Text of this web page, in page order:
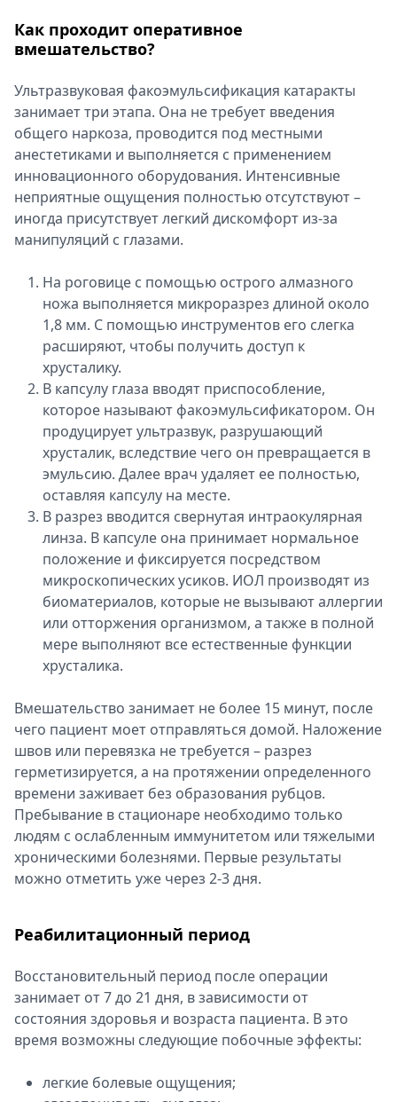
Как проходит оперативное
вмешательство?
Ультразвуковая факоэмульсификация катаракты
занимает три этапа. Она не требует введения
общего наркоза, проводится под местными
анестетиками и выполняется с применением
инновационного оборудования. Интенсивные
неприятные ощущения полностью отсутствуют –
иногда присутствует легкий дискомфорт из-за
манипуляций с глазами.
На роговице с помощью острого алмазного
ножа выполняется микроразрез длиной около
1,8 мм. С помощью инструментов его слегка
расширяют, чтобы получить доступ к
хрусталику.
В капсулу глаза вводят приспособление,
которое называют факоэмульсификатором. Он
продуцирует ультразвук, разрушающий
хрусталик, вследствие чего он превращается в
эмульсию. Далее врач удаляет ее полностью,
оставляя капсулу на месте.
В разрез вводится свернутая интраокулярная
линза. В капсуле она принимает нормальное
положение и фиксируется посредством
микроскопических усиков. ИОЛ производят из
биоматериалов, которые не вызывают аллергии
или отторжения организмом, а также в полной
мере выполняют все естественные функции
хрусталика.
Вмешательство занимает не более 15 минут, после
чего пациент моет отправляться домой. Наложение
швов или перевязка не требуется – разрез
герметизируется, а на протяжении определенного
времени заживает без образования рубцов.
Пребывание в стационаре необходимо только
людям с ослабленным иммунитетом или тяжелыми
хроническими болезнями. Первые результаты
можно отметить уже через 2-3 дня.
Реабилитационный период
Восстановительный период после операции
занимает от 7 до 21 дня, в зависимости от
состояния здоровья и возраста пациента. В это
время возможны следующие побочные эффекты:
легкие болевые ощущения;